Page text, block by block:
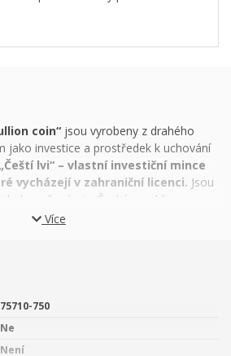
coin“ jsou vyrobeny z drahého
jako investice a prostředek k uchování
„Čeští lvi“ – vlastní investiční mince
vycházejí v zahraniční licenci. Jsou
raženými v České republice
oblíbená varianta vyražená z
investičním nástrojem a
totiž vedle středně až
zhodnocení nabízí i jedinečné výhody
příznivé ceny
Více
75710-750
Ne
Není